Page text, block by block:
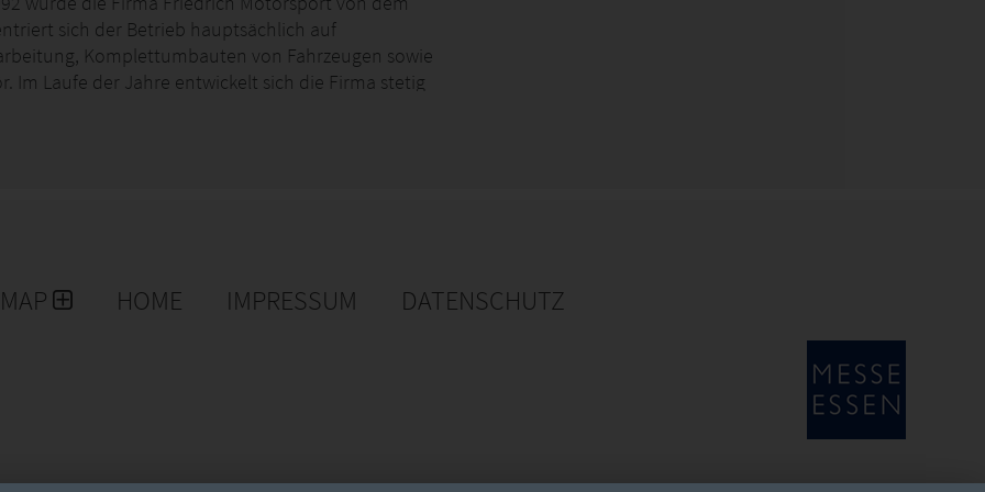
sich der Betrieb hauptsächlich auf
Komplettumbauten von Fahrzeugen sowie
Im Laufe der Jahre entwickelt sich die Firma stetig
entschieden ihren Schwerpunkt auf den
setzen.
HOME IMPRESSUM DATENSCHUTZ